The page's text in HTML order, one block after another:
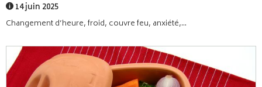
14 juin 2025
Changement d’heure, froid, couvre feu, anxiété,...